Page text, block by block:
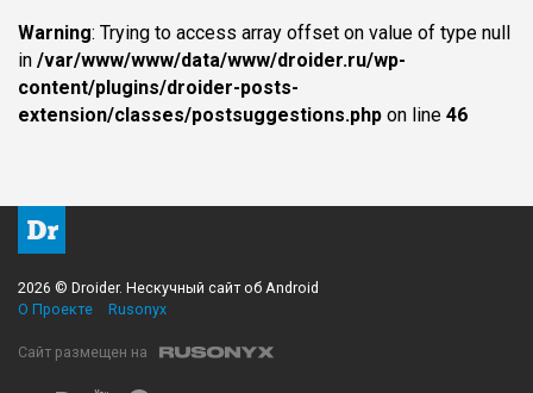
Warning: Trying to access array offset on value of type null
in /var/www/www/data/www/droider.ru/wp-
content/plugins/droider-posts-
extension/classes/postsuggestions.php on line 46
2026 © Droider. Нескучный сайт об Android
О Проекте
Rusonyx
Сайт размещен на